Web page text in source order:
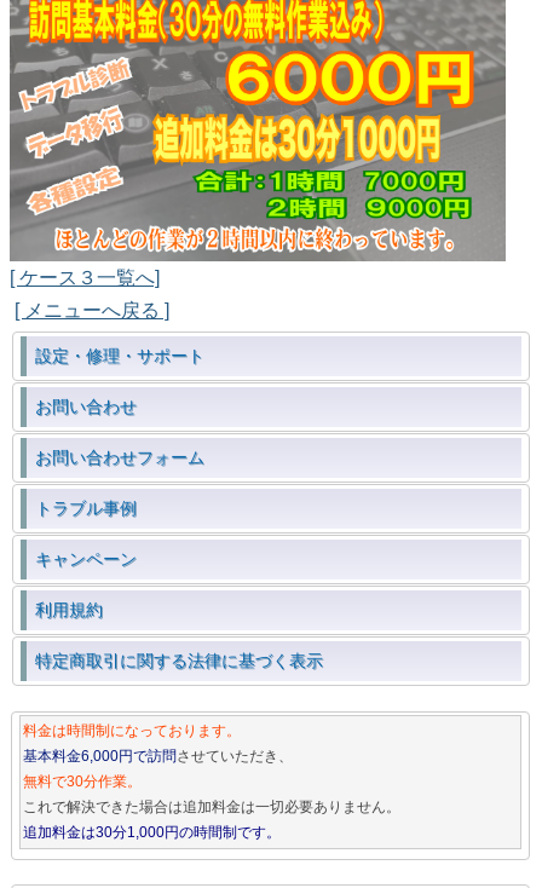
[ ケース３一覧へ]
[ メニューへ戻る ]
設定・修理・サポート
お問い合わせ
お問い合わせフォーム
トラブル事例
キャンペーン
利用規約
特定商取引に関する法律に基づく表示
料金は時間制になっております。
基本料金6,000円で訪問させていただき、
無料で30分作業。
これで解決できた場合は追加料金は一切必要ありません。
追加料金は30分1,000円の時間制です。